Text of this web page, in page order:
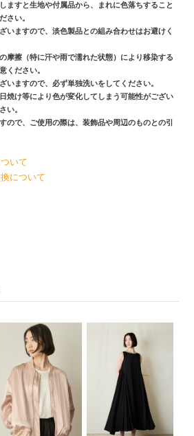
ますと生地や付属品から、まれに色落ちすること
さい。
いますので、淡色製品との組み合わせはお避けく
摩擦（特に汗や雨で濡れた状態）により移染する
ください。
いますので、必ず単独洗いをしてください。
焼け等により色が変化してしまう可能性がござい
い。
ので、ご使用の際は、装飾品や周辺のものとの引
いて
について